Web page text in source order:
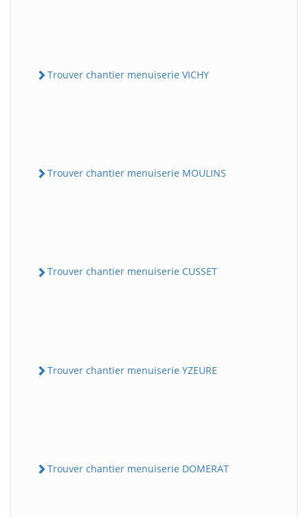
Trouver chantier menuiserie VICHY
Trouver chantier menuiserie MOULINS
Trouver chantier menuiserie CUSSET
Trouver chantier menuiserie YZEURE
Trouver chantier menuiserie DOMERAT